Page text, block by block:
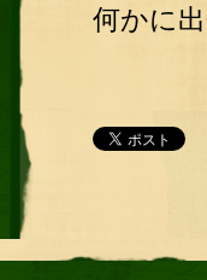
何かに